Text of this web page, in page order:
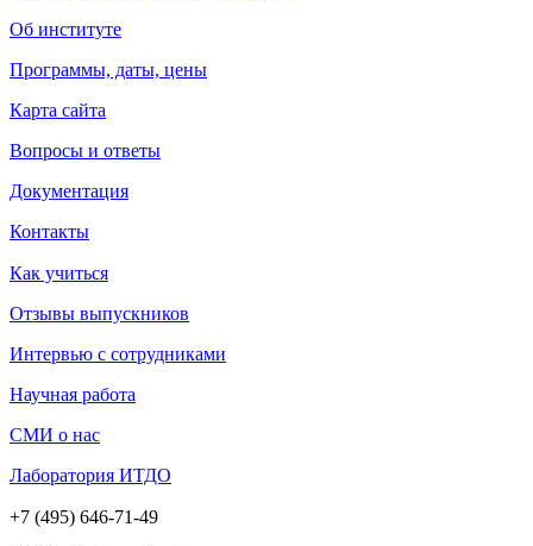
Об институте
Программы, даты, цены
Карта сайта
Вопросы и ответы
Документация
Контакты
Как учиться
Отзывы выпускников
Интервью с сотрудниками
Научная работа
СМИ о нас
Лаборатория ИТДО
+7 (495) 646-71-49